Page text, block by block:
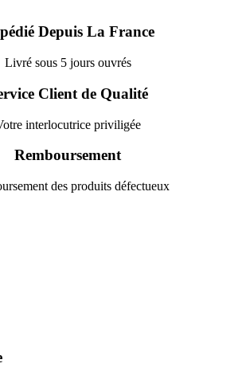
Depuis La France
Livré sous 5 jours ouvrés
Client de Qualité
interlocutrice priviligée
Remboursement
des produits défectueux